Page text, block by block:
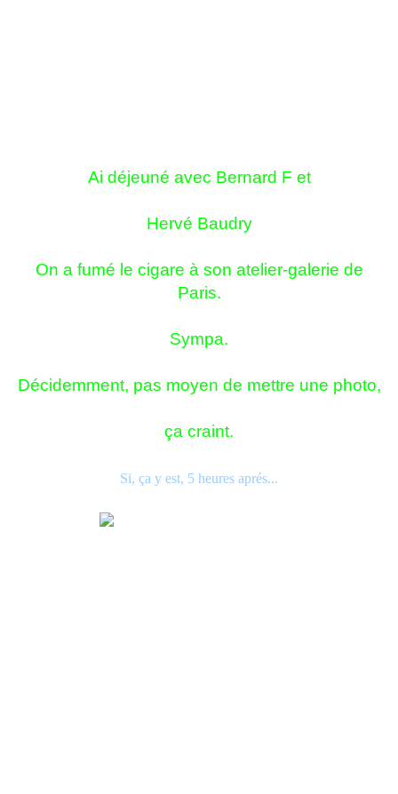
Ai déjeuné avec Bernard F et
Hervé Baudry
On a fumé le cigare à son atelier-galerie de
Paris.
Sympa.
Décidemment, pas moyen de mettre une photo,
ça craint.
Si, ça y est, 5 heures aprés...